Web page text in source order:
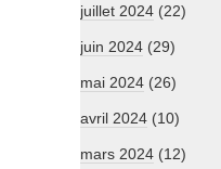
juillet 2024 (22)
juin 2024 (29)
mai 2024 (26)
avril 2024 (10)
mars 2024 (12)